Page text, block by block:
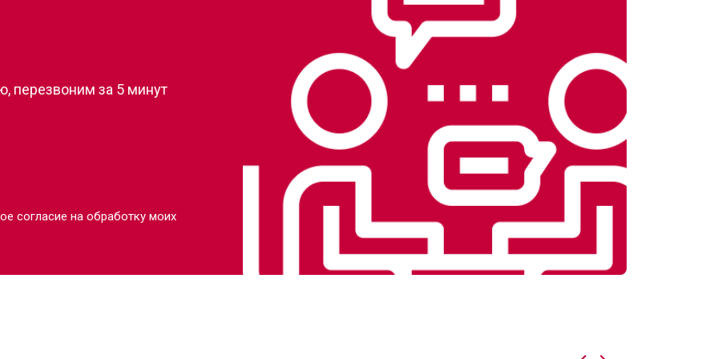
от 4500 ₽ Заказать
Заказать
от 130 мин от 4800 ₽ Заказать
перезвоним за 5 минут
согласие на обработку моих